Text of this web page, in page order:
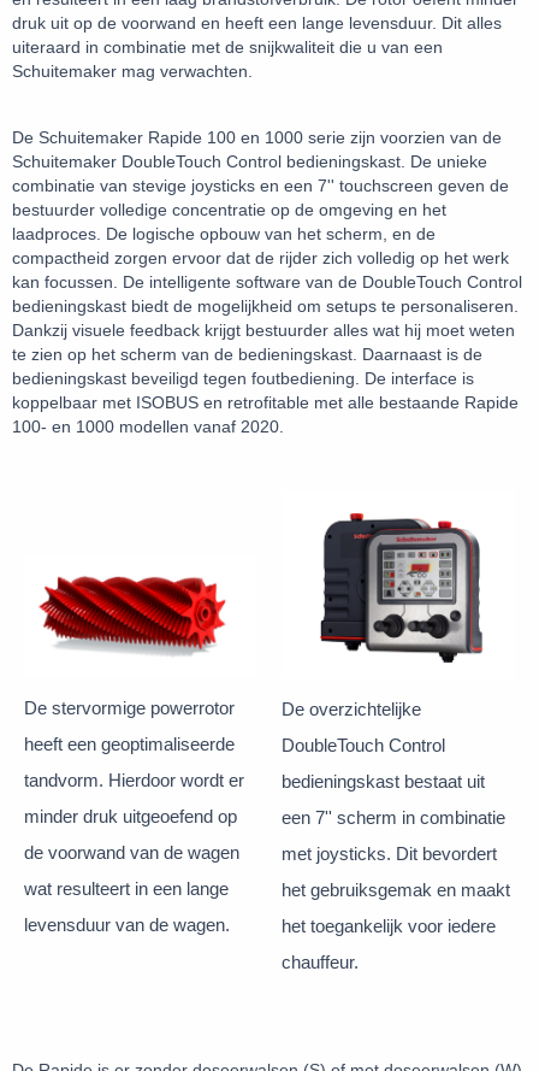
druk uit op de voorwand en heeft een lange levensduur. Dit alles
uiteraard in combinatie met de snijkwaliteit die u van een
Schuitemaker mag verwachten.
De Schuitemaker Rapide 100 en 1000 serie zijn voorzien van de
Schuitemaker DoubleTouch Control bedieningskast. De unieke
combinatie van stevige joysticks en een 7'' touchscreen geven de
bestuurder volledige concentratie op de omgeving en het
laadproces. De logische opbouw van het scherm, en de
compactheid zorgen ervoor dat de rijder zich volledig op het werk
kan focussen. De intelligente software van de DoubleTouch Control
bedieningskast biedt de mogelijkheid om setups te personaliseren.
Dankzij visuele feedback krijgt bestuurder alles wat hij moet weten
te zien op het scherm van de bedieningskast. Daarnaast is de
bedieningskast beveiligd tegen foutbediening. De interface is
koppelbaar met ISOBUS en retrofitable met alle bestaande Rapide
100- en 1000 modellen vanaf 2020.
De stervormige powerrotor
heeft een geoptimaliseerde
tandvorm. Hierdoor wordt er
minder druk uitgeoefend op
de voorwand van de wagen
wat resulteert in een lange
levensduur van de wagen.
De overzichtelijke
DoubleTouch Control
bedieningskast bestaat uit
een 7'' scherm in combinatie
met joysticks. Dit bevordert
het gebruiksgemak en maakt
het toegankelijk voor iedere
chauffeur.